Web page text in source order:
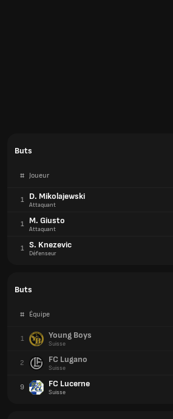
Buts
# Joueur
1 D. Mikolajewski
Attaquant
1 M. Giusto
Attaquant
1 S. Knezevic
Défenseur
Buts
# Équipe
1 Young Boys
Suisse
2 FC Lugano
Suisse
9 FC Lucerne
Suisse